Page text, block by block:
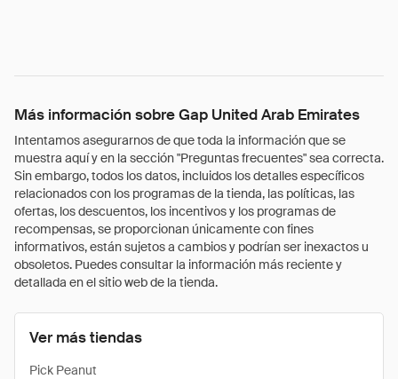
Más información sobre Gap United Arab Emirates
Intentamos asegurarnos de que toda la información que se
muestra aquí y en la sección "Preguntas frecuentes" sea correcta.
Sin embargo, todos los datos, incluidos los detalles específicos
relacionados con los programas de la tienda, las políticas, las
ofertas, los descuentos, los incentivos y los programas de
recompensas, se proporcionan únicamente con fines
informativos, están sujetos a cambios y podrían ser inexactos u
obsoletos. Puedes consultar la información más reciente y
detallada en el sitio web de la tienda.
Ver más tiendas
Pick Peanut